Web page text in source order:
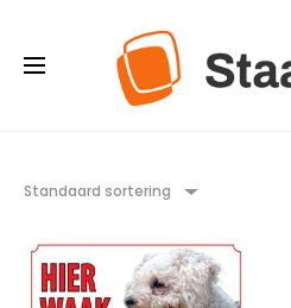
Standaard sortering